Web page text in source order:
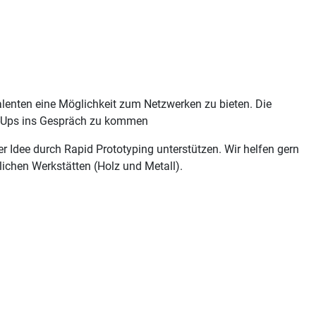
eine Möglichkeit zum Netzwerken zu bieten. Die
ins Gespräch zu kommen
Idee durch Rapid Prototyping unterstützen. Wir helfen gern
Werkstätten (Holz und Metall).